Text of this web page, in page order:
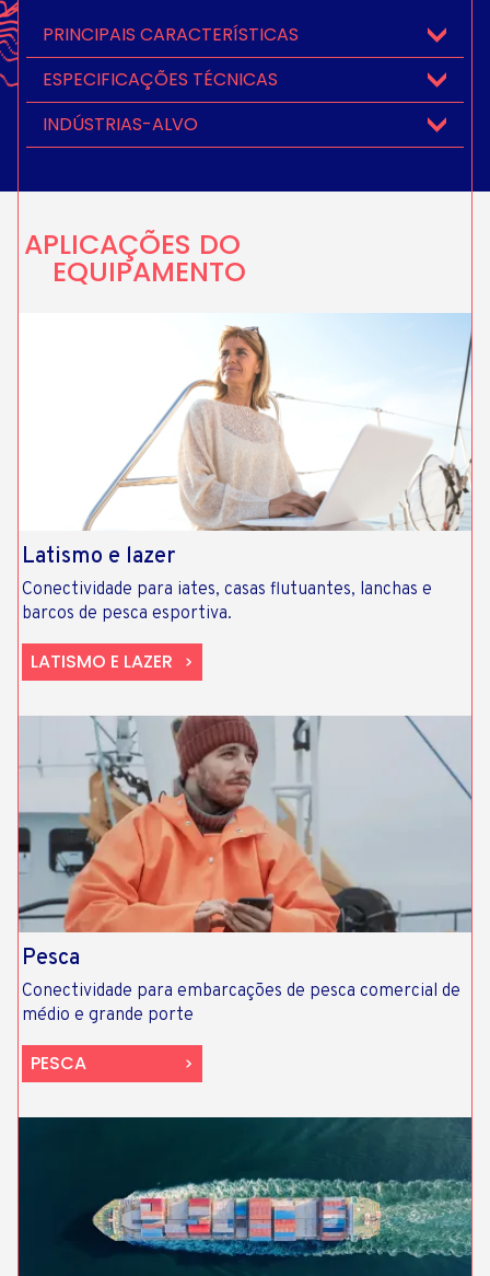
PRINCIPAIS CARACTERÍSTICAS
ESPECIFICAÇÕES TÉCNICAS
INDÚSTRIAS-ALVO
APLICAÇÕES DO
EQUIPAMENTO
Latismo e lazer
Conectividade para iates, casas flutuantes, lanchas e
barcos de pesca esportiva.
LATISMO E LAZER
Pesca
Conectividade para embarcações de pesca comercial de
médio e grande porte
PESCA